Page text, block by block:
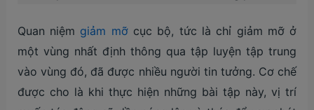
Quan niệm giảm mỡcục bộ, tức là chỉ giảm mỡ ở
một vùng nhất định thông qua tập luyện tập trung
vào vùng đó, đã được nhiều người tin tưởng. Cơ chế
được cho là khi thực hiện những bài tập này, vị trí